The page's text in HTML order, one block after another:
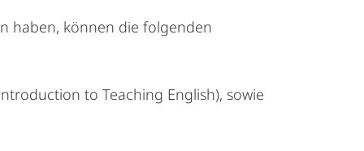
haben, können die folgenden
to Teaching English), sowie